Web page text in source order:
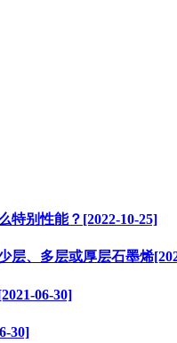
特别性能？[2022-10-25]
层、多层或厚层石墨烯
06-30]
30]